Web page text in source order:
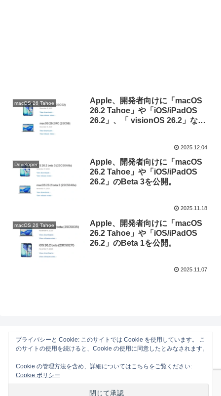
macOS 26 Tahoe
Apple、開発者向けに「macOS
26.2 Tahoe」や「iOS/iPadOS
26.2」、「 visionOS 26.2」など
2025.12.04
Developer
Apple、開発者向けに「macOS
26.2 Tahoe」や「iOS/iPadOS
26.2」のBeta 3を公開。
2025.11.18
macOS 26 Tahoe
Apple、開発者向けに「macOS
26.2 Tahoe」や「iOS/iPadOS
26.2」のBeta 1を公開。
2025.11.07
AAPL Ch.
ホーム
Mac
iOS
Gadget
プライバシーと Cookie: このサイトでは Cookie を使用しています。 こ
のサイトの使用を続けると、Cookie の使用に同意したとみなされます。
Cookie の管理方法を含め、詳細についてはこちらをご覧ください:
Cookie ポリシー